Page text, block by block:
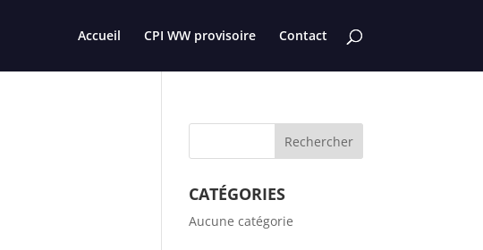
Accueil CPI WW provisoire Contact
CATÉGORIES
Aucune catégorie